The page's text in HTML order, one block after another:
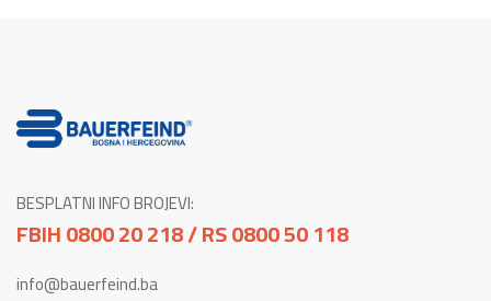
BESPLATNI INFO BROJEVI:
FBIH 0800 20 218 / RS 0800 50 118
info@bauerfeind.ba